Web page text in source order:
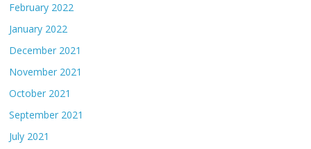
February 2022
January 2022
December 2021
November 2021
October 2021
September 2021
July 2021